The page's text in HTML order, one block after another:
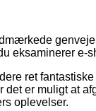
eksaminerer e-
ret
det er muligt at
oplevelser.